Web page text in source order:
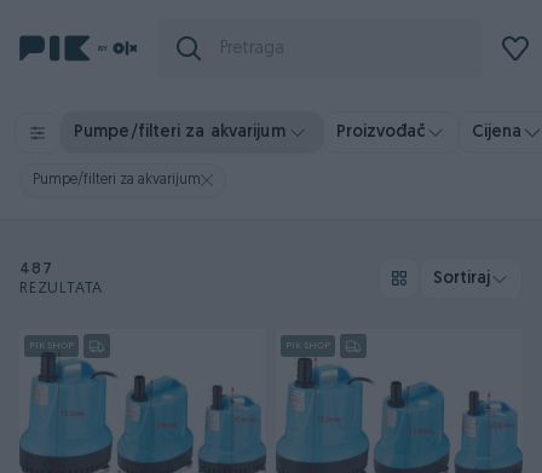
Pumpe/filteri za akvarijum Proizvođač Cijena
Pumpe/filteri za akvarijum
487
REZULTATA
Sortiraj
PIK SHOP PIK SHOP